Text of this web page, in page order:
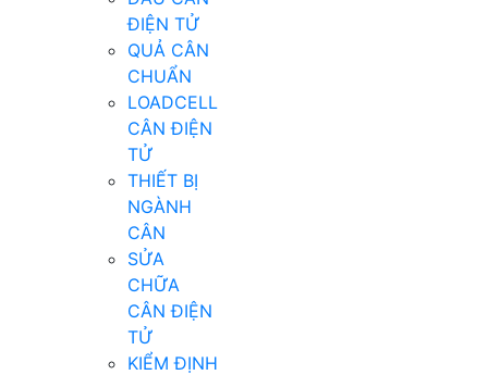
ĐIỆN TỬ
QUẢ CÂN
CHUẨN
LOADCELL
CÂN ĐIỆN
TỬ
THIẾT BỊ
NGÀNH
CÂN
SỬA
CHỮA
CÂN ĐIỆN
TỬ
KIỂM ĐỊNH